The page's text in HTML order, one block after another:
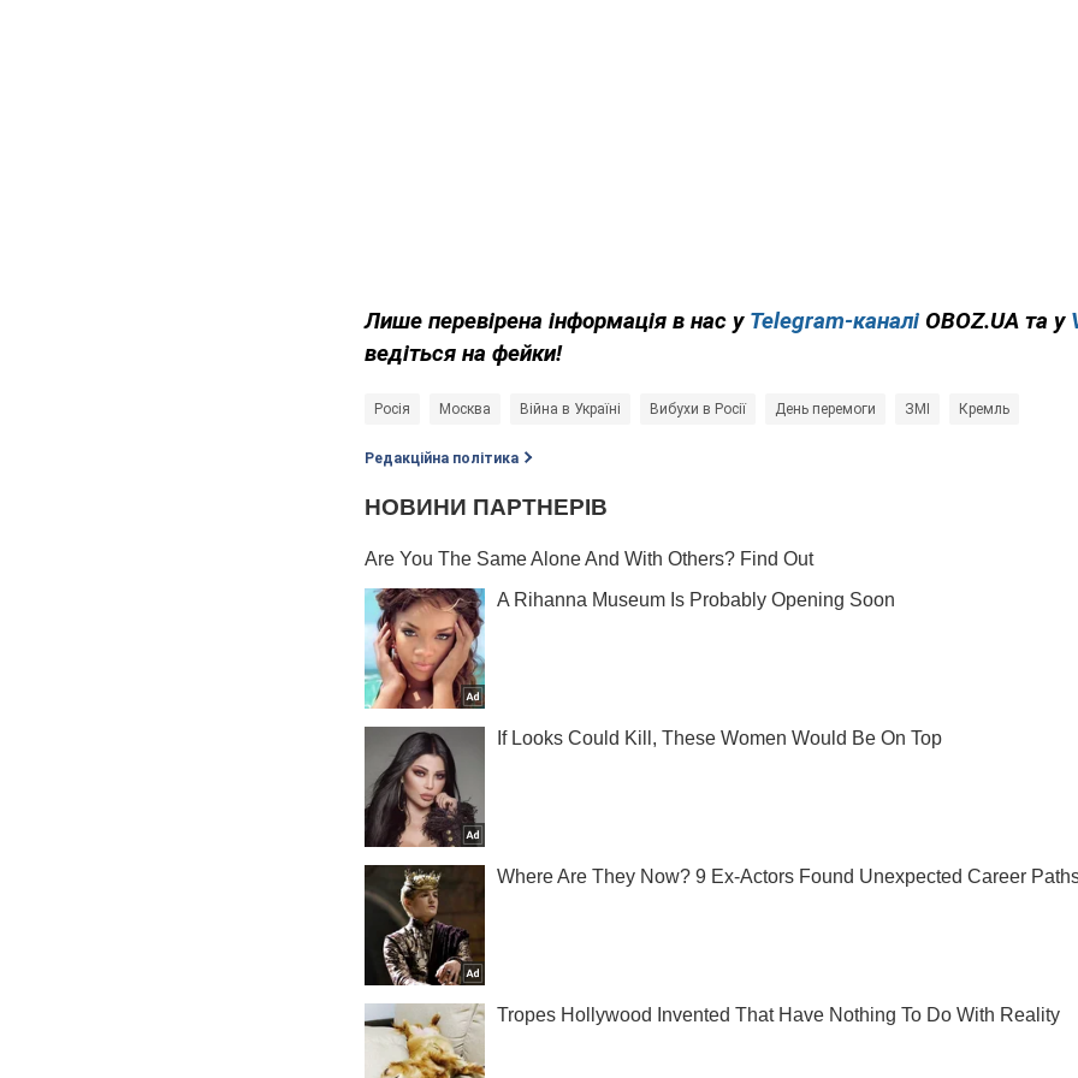
Лише перевірена інформація в нас у Telegram-каналі OBOZ.UA та у
ведіться на фейки!
Росія Москва Війна в Україні Вибухи в Росії День перемоги ЗМІ Кремль
Редакційна політика